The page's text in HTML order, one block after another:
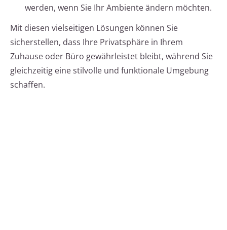
werden, wenn Sie Ihr Ambiente ändern möchten.
Mit diesen vielseitigen Lösungen können Sie
sicherstellen, dass Ihre Privatsphäre in Ihrem
Zuhause oder Büro gewährleistet bleibt, während Sie
gleichzeitig eine stilvolle und funktionale Umgebung
schaffen.